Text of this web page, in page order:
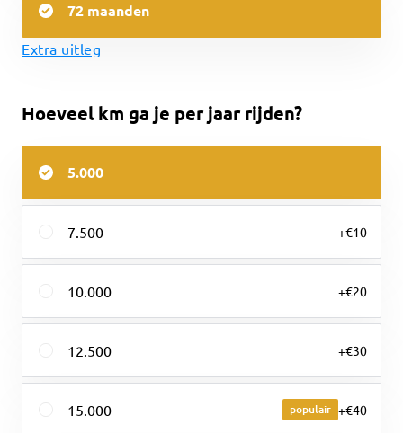
72 maanden
Extra uitleg
Hoeveel km ga je per jaar rijden?
5.000
7.500 +€10
10.000 +€20
12.500 +€30
15.000 populair +€40